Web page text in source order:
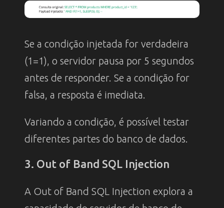
Se a condição injetada for verdadeira
(1=1), o servidor pausa por 5 segundos
antes de responder. Se a condição for
falsa, a resposta é imediata.
Variando a condição, é possível testar
diferentes partes do banco de dados.
3. Out of Band SQL Injection
A Out of Band SQL Injection explora a